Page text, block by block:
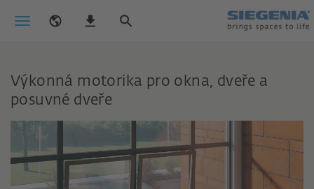
Výkonná motorika pro okna, dveře a
posuvné dveře